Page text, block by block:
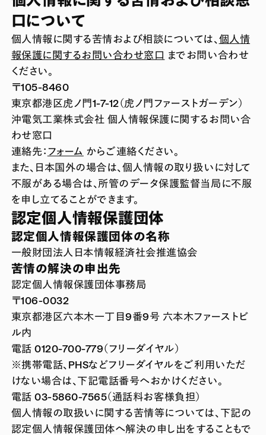
口について
個人情報に関する苦情および相談については、 個人情
報保護に関するお問い合わせ窓口 までお問い合わせ
ください。
〒105-8460
東京都港区虎ノ門1-7-12（虎ノ門ファーストガーデン）
沖電気工業株式会社 個人情報保護に関するお問い合
わせ窓口
連絡先： フォーム からご連絡ください。
また、日本国外の場合は、個人情報の取り扱いに対して
不服がある場合は、所管のデータ保護監督当局に不服
を申し立てることができます。
認定個人情報保護団体
認定個人情報保護団体の名称
一般財団法人日本情報経済社会推進協会
苦情の解決の申出先
認定個人情報保護団体事務局
〒106-0032
東京都港区六本木一丁目9番9号 六本木ファーストビ
ル内
電話 0120-700-779（フリーダイヤル）
※携帯電話、PHSなどフリーダイヤルをご利用いただ
けない場合は、下記電話番号へおかけください。
電話 03-5860-7565（通話料お客様負担）
個人情報の取扱いに関する苦情等については、下記の
認定個人情報保護団体へ解決の申し出をすることもで